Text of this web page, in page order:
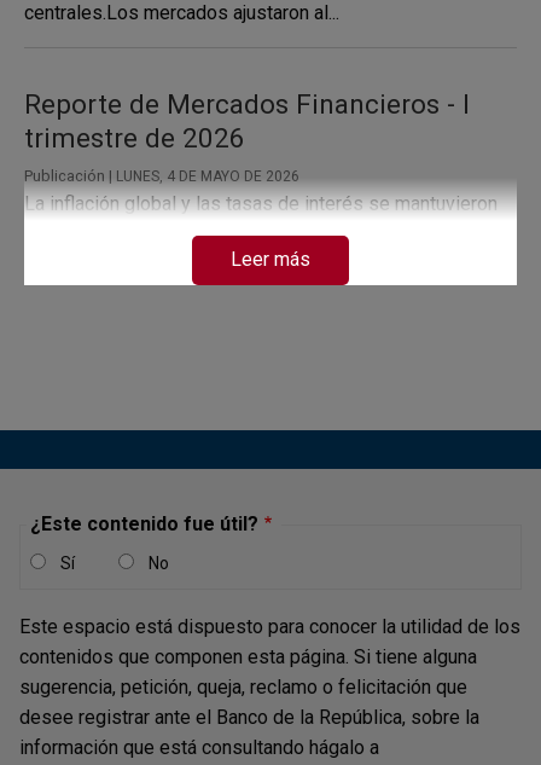
centrales.Los mercados ajustaron al...
Reporte de Mercados Financieros - I
trimestre de 2026
Publicación | LUNES, 4 DE MAYO DE 2026
La inflación global y las tasas de interés se mantuvieron
en niveles elevados, en un entorno de mayor cautela de
los bancos centrales.La inflación repuntó en las
Leer más
¿Este contenido fue útil?
Sí No
Este espacio está dispuesto para conocer la utilidad de los
contenidos que componen esta página. Si tiene alguna
sugerencia, petición, queja, reclamo o felicitación que
desee registrar ante el Banco de la República, sobre la
información que está consultando hágalo a